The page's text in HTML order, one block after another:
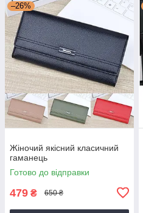
–26%
Жіночий якісний класичний
гаманець
Готово до відправки
479 ₴ 650 ₴